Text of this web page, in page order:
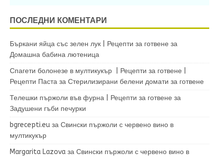
ПОСЛЕДНИ КОМЕНТАРИ
Бъркани яйца със зелен лук | Рецепти за готвене за
Домашна бабина лютеница
Спагети болонезе в мултикукър | Рецепти за готвене |
Рецепти Паста за Стерилизирани белени домати за готвене
Телешки пържоли във фурна | Рецепти за готвене за
Задушени гъби печурки
bgrecepti.eu за Свински пържоли с червено вино в
мултикукър
Margarita Lazova за Свински пържоли с червено вино в